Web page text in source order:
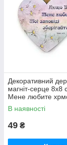
Декоративний
магніт-серце
Мене любите
В наявності
49 ₴